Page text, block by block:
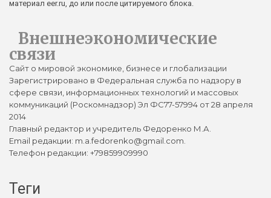
материал eer.ru, до или после цитируемого блока.
Внешнеэкономические
связи
Сайт о мировой экономике, бизнесе и глобализации
Зарегистрировано в Федеральная служба по надзору в
сфере связи, информационных технологий и массовых
коммуникаций (Роскомнадзор) Эл ФС77-57994 от 28 апреля
2014
Главный редактор и учредитель Федоренко М.А.
Email редакции: m.a.fedorenko@gmail.com.
Телефон редакции: +79859909990
Теги